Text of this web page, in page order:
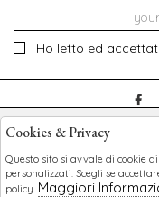
Ho letto ed
Cookies & Privacy
Questo sito si avvale di cookie
personalizzati. Scegli se
policy. Maggiori